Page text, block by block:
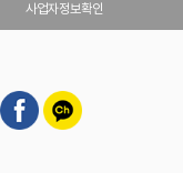
사업자정보확인